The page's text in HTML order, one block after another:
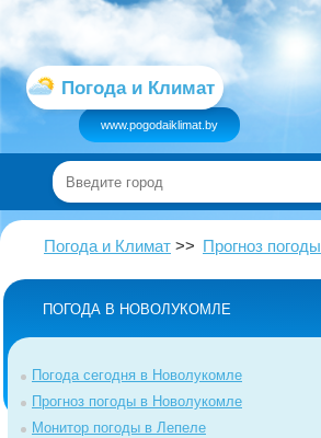
Погода и Климат
www.pogodaiklimat.by
Погода и Климат Прогноз погоды
ПОГОДА В НОВОЛУКОМЛЕ
Погода сегодня в Новолукомле
Прогноз погоды в Новолукомле
Монитор погоды в Лепеле